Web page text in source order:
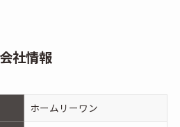
社情報
ホームリーワン